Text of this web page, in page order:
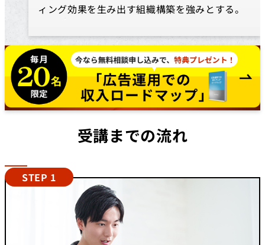
ィング効果を生み出す組織構築を強みとする。
受講までの流れ
STEP 1